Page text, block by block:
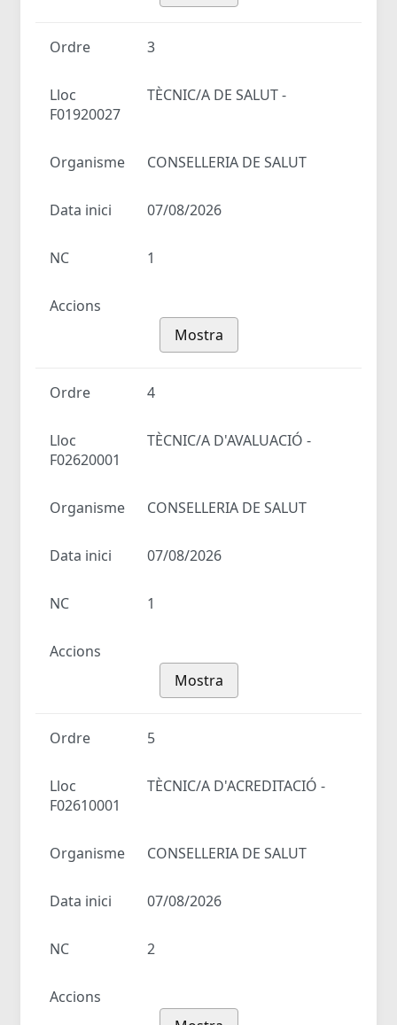
Ordre 3
Lloc
TÈCNIC/A DE SALUT -
F01920027
Organisme CONSELLERIA DE SALUT
Data inici 07/08/2026
NC 1
Accions
Mostra
Ordre 4
Lloc
TÈCNIC/A D'AVALUACIÓ -
F02620001
Organisme CONSELLERIA DE SALUT
Data inici 07/08/2026
NC 1
Accions
Mostra
Ordre 5
Lloc
TÈCNIC/A D'ACREDITACIÓ -
F02610001
Organisme CONSELLERIA DE SALUT
Data inici 07/08/2026
NC 2
Accions